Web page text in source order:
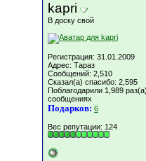
kapri
В доску свой
Регистрация: 31.01.2009
Адрес: Тараз
Сообщений: 2,510
Сказал(а) спасибо: 2,595
Поблагодарили 1,989
сообщениях
Подарков: 6
Вес репутации: 124